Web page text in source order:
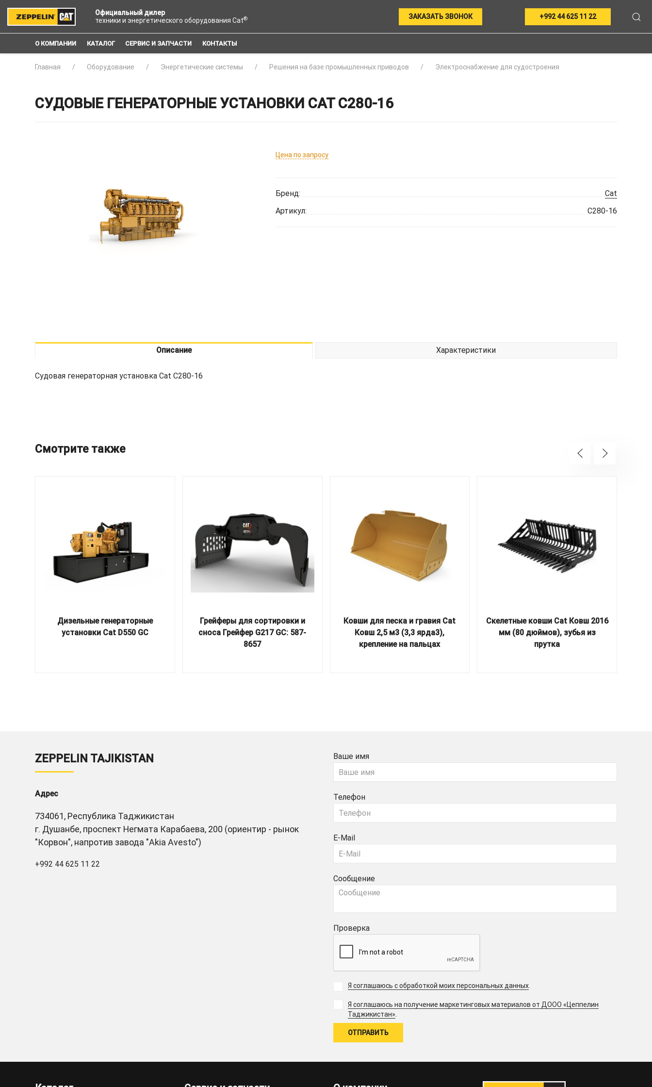
Официальный дилер
техники и энергетического оборудования Cat® ЗАКАЗАТЬ ЗВОНОК +992 44 625 11 22
О КОМПАНИИ КАТАЛОГ СЕРВИС И ЗАПЧАСТИ КОНТАКТЫ
Главная Оборудование Энергетические системы Решения на базе промышленных приводов Электроснабжение для судостроения
СУДОВЫЕ ГЕНЕРАТОРНЫЕ УСТАНОВКИ CAT C280-16
Цена по запросу
Бренд:
Cat
Артикул:
C280-16
Описание Характеристики
Судовая генераторная установка Cat C280-16
Смотрите также
Дизельные генераторные
установки Cat D550 GC
Грейферы для сортировки и
сноса Грейфер G217 GC: 587-
8657
Ковши для песка и гравия Cat
Ковш 2,5 м3 (3,3 ярда3),
крепление на пальцах
Скелетные ковши Cat Ковш 2016
мм (80 дюймов), зубья из
прутка
ZEPPELIN TAJIKISTAN
Адрес
734061, Республика Таджикистан
г. Душанбе, проспект Негмата Карабаева, 200 (ориентир - рынок
"Корвон", напротив завода "Akia Avesto")
+992 44 625 11 22
Ваше имя
Телефон
E-Mail
Сообщение
Проверка
Я соглашаюсь с обработкой моих персональных данных
Я соглашаюсь на получение маркетинговых материалов от ДООО «Цеппелин
Таджикистан».